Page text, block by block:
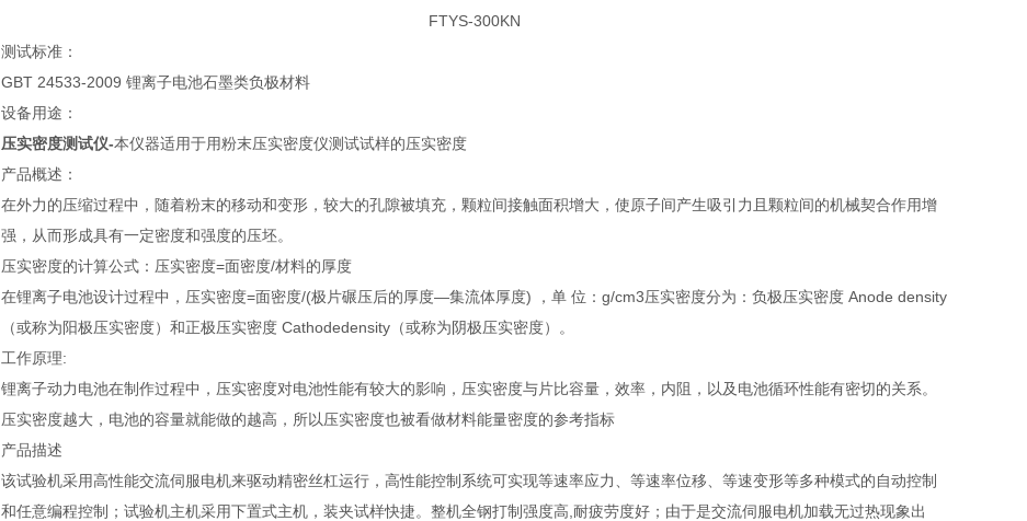
FTYS-300KN
测试标准：
GBT 24533-2009 锂离子电池石墨类负极材料
设备用途：
压实密度测试仪-本仪器适用于用粉末压实密度仪测试试样的压实密度
产品概述：
在外力的压缩过程中，随着粉末的移动和变形，较大的孔隙被填充，颗粒间接触面积增大，使原子间产生吸引力且颗粒间的机械契合作用增
强，从而形成具有一定密度和强度的压坯。
压实密度的计算公式：压实密度=面密度/材料的厚度
在锂离子电池设计过程中，压实密度=面密度/(极片碾压后的厚度—集流体厚度) ，单 位：g/cm3压实密度分为：负极压实密度 Anode density
（或称为阳极压实密度）和正极压实密度 Cathodedensity（或称为阴极压实密度）。
工作原理:
锂离子动力电池在制作过程中，压实密度对电池性能有较大的影响，压实密度与片比容量，效率，内阻，以及电池循环性能有密切的关系。
压实密度越大，电池的容量就能做的越高，所以压实密度也被看做材料能量密度的参考指标
产品描述
该试验机采用高性能交流伺服电机来驱动精密丝杠运行，高性能控制系统可实现等速率应力、等速率位移、等速变形等多种模式的自动控制
和任意编程控制；试验机主机采用下置式主机，装夹试样快捷。整机全钢打制强度高,耐疲劳度好；由于是交流伺服电机加载无过热现象出